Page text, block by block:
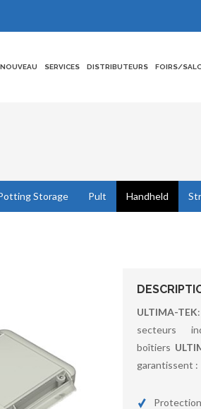
NOUVEAU SERVICES DISTRIBUTEURS FOIRS/
Storage Pult Handheld
ULTIMA-TEK
secteurs
boîtiers
garantissent :
Protection